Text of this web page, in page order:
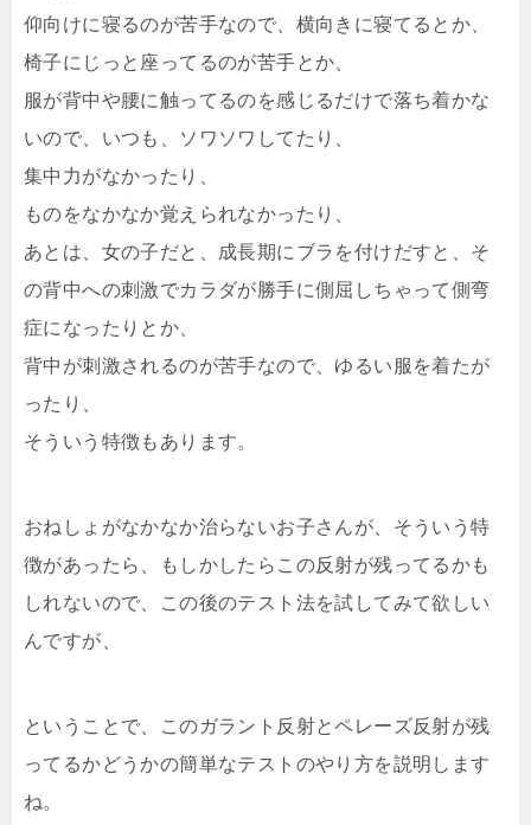
仰向けに寝るのが苦手なので、横向きに寝てるとか、
椅子にじっと座ってるのが苦手とか、
服が背中や腰に触ってるのを感じるだけで落ち着かな
いので、いつも、ソワソワしてたり、
集中力がなかったり、
ものをなかなか覚えられなかったり、
あとは、女の子だと、成長期にブラを付けだすと、そ
の背中への刺激でカラダが勝手に側屈しちゃって側弯
症になったりとか、
背中が刺激されるのが苦手なので、ゆるい服を着たが
ったり、
そういう特徴もあります。
おねしょがなかなか治らないお子さんが、そういう特
徴があったら、もしかしたらこの反射が残ってるかも
しれないので、この後のテスト法を試してみて欲しい
んですが、
ということで、このガラント反射とペレーズ反射が残
ってるかどうかの簡単なテストのやり方を説明します
ね。